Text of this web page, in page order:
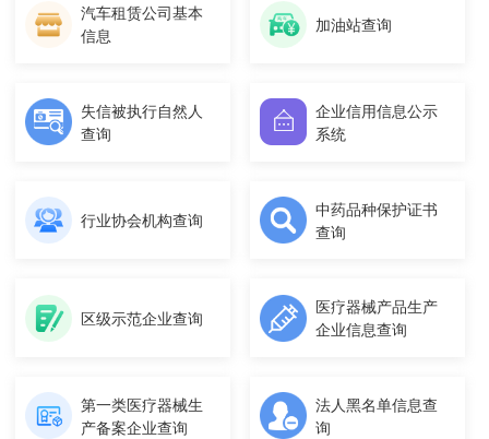
汽车租赁公司基本
信息
加油站查询
失信被执行自然人
查询
企业信用信息公示
系统
行业协会机构查询
中药品种保护证书
查询
区级示范企业查询
医疗器械产品生产
企业信息查询
第一类医疗器械生
产备案企业查询
法人黑名单信息查
询